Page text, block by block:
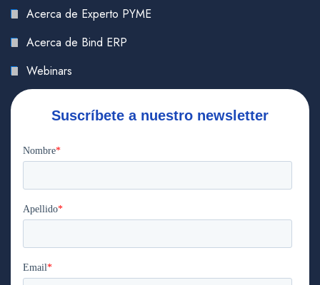
Acerca de Experto PYME
Acerca de Bind ERP
Webinars
Suscríbete a nuestro newsletter